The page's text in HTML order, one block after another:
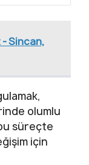
Sincan,
olumlu
süreçte
için